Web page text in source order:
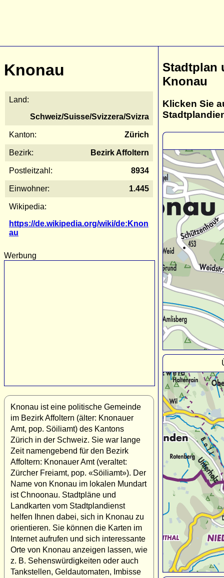
Knonau
Land:
Schweiz/Suisse/Svizzera/Svizra
Kanton: Zürich
Bezirk: Bezirk Affoltern
Postleitzahl: 8934
Einwohner: 1.445
Wikipedia:
https://de.wikipedia.org/wiki/de:Knon
au
Werbung
Knonau ist eine politische Gemeinde
im Bezirk Affoltern (älter: Knonauer
Amt, pop. Söiliamt) des Kantons
Zürich in der Schweiz. Sie war lange
Zeit namengebend für den Bezirk
Affoltern: Knonauer Amt (veraltet:
Zürcher Freiamt, pop. «Söiliamt»). Der
Name von Knonau im lokalen Mundart
ist Chnoonau. Stadtpläne und
Landkarten vom Stadtplandienst
helfen Ihnen dabei, sich in Knonau zu
orientieren. Sie können die Karten im
Internet aufrufen und sich interessante
Orte von Knonau anzeigen lassen, wie
z. B. Sehenswürdigkeiten oder auch
Tankstellen, Geldautomaten, Imbisse
Stadtplan
Knonau
Klicken Sie